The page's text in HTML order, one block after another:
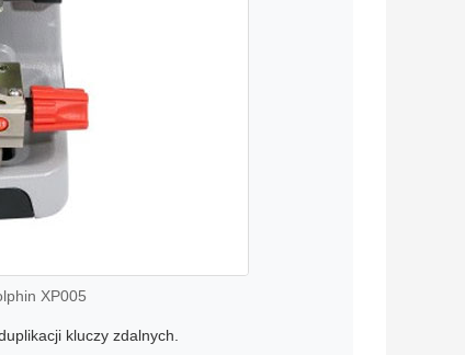
XP005
kluczy zdalnych.